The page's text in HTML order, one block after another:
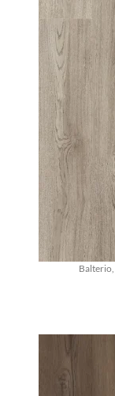
Balterio